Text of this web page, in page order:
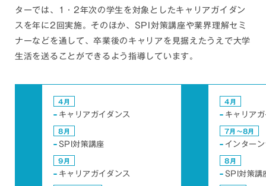
ターでは、1・2年次の学生を対象としたキャリアガイダン
スを年に2回実施。そのほか、SPI対策講座や業界理解セミ
ナーなどを通して、卒業後のキャリアを見据えたうえで大学
生活を送ることができるよう指導しています。
4月
キャリアガイダンス
8月
SPI対策講座
9月
キャリアガイダンス
4月
キャリア
7月〜8月
インター
8月
SPI対策講